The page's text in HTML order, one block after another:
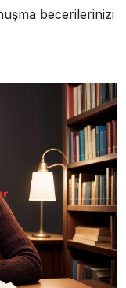
becerilerinizi